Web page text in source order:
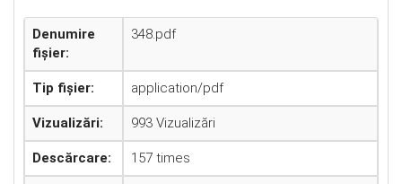
Denumire
fișier:
348.pdf
Tip fișier: application/pdf
Vizualizări: 993 Vizualizări
Descărcare: 157 times